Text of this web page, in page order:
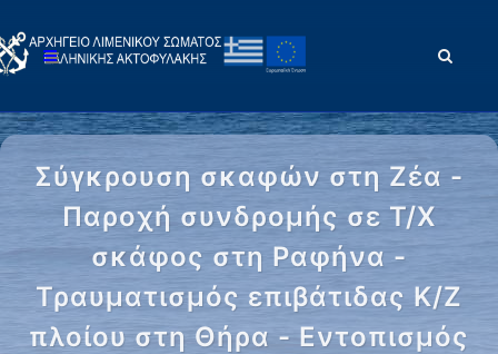
Σύγκρουση σκαφών στη Ζέα -
Παροχή συνδρομής σε Τ/Χ
σκάφος στη Ραφήνα -
Τραυματισμός επιβάτιδας Κ/Ζ
πλοίου στη Θήρα - Εντοπισμός